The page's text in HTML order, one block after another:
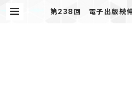
第238回 電子出版続伸